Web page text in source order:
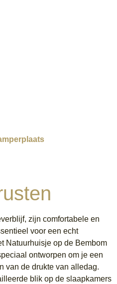
zijn comfortabele en
voor een echt
Natuurhuisje op de Bembom
ontworpen om je een
van de drukte van alledag.
blik op de slaapkamers